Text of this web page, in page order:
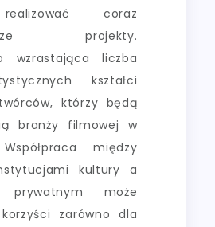
coraz
projekty.
wzrastająca liczba
kształci
którzy będą
branży filmowej w
między
kultury a
prywatnym może
zarówno dla